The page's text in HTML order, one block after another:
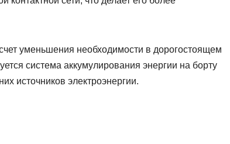
уменьшения необходимости в дорогостоящем
система аккумулирования энергии на борту
источников электроэнергии.